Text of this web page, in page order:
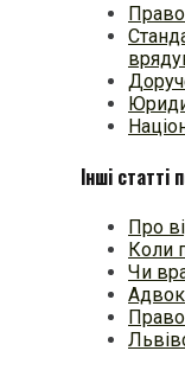
Право
Інші статті
Про
Коли
Чи